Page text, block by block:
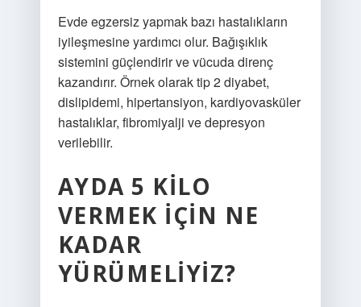
Evde egzersiz yapmak bazı hastalıkların
iyileşmesine yardımcı olur. Bağışıklık
sistemini güçlendirir ve vücuda direnç
kazandırır. Örnek olarak tip 2 diyabet,
dislipidemi, hipertansiyon, kardiyovasküler
hastalıklar, fibromiyalji ve depresyon
verilebilir.
AYDA 5 KILO
VERMEK IÇIN NE
KADAR
YÜRÜMELIYIZ?